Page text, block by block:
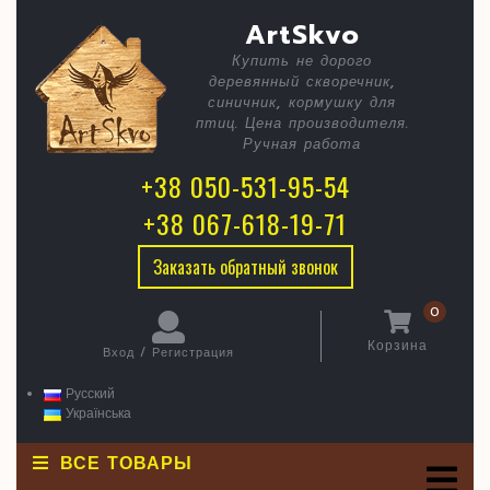
ArtSkvoМечтаем
о
море
Купить не дорого
деревянный скворечник,
синичник, кормушку для
птиц. Цена производителя.
Ручная работа
+38 050-531-95-54
+38 067-618-19-71
Заказать обратный звонок
Вход / Регистрация
Корзина
0
Русский
Українська
ВСЕ ТОВАРЫ